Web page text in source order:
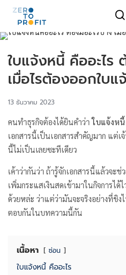
ใบแจ้งหนี้ คืออะไร
เมื่อไรต้องออกใบแ
13 ธันวาคม 2023
คนทำธุรกิจต้องได้ยินคำว่าใบแจ้งหนี้
เอกสารนี้เป็นเอกสารสำคัญมาก แต่เ
นี้ไม่เป็นเลยซะทีเดียว
เค้าว่ากันว่า ถ้ารู้จักเอกสารนี้แล้วจะช่
เพิ่มกระแสเงินสดเข้ามาในกิจการไ
ด้วยหล่ะ ว่าแต่ว่ามันจะจริงอย่างที่ขิง
ตอบกันในบทความนี้กัน
เนื้อหา ซ่อน
ใบแจ้งหนี้ คืออะไร